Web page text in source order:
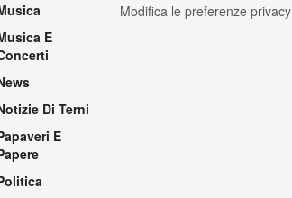
E
Di Terni
E
Modifica le preferenze privacy